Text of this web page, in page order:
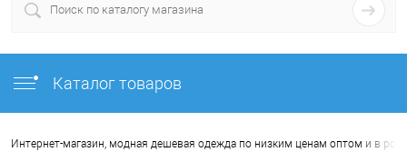
Каталог товаров
Интернет-магазин, модная дешевая одежда по низким ценам оптом и в